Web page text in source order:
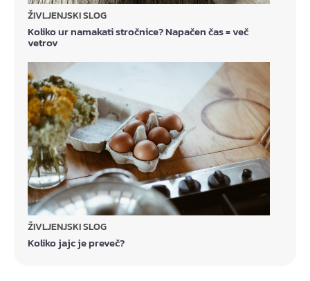
ŽIVLJENJSKI SLOG
Koliko ur namakati stročnice? Napačen čas = več
vetrov
ŽIVLJENJSKI SLOG
Koliko jajc je preveč?